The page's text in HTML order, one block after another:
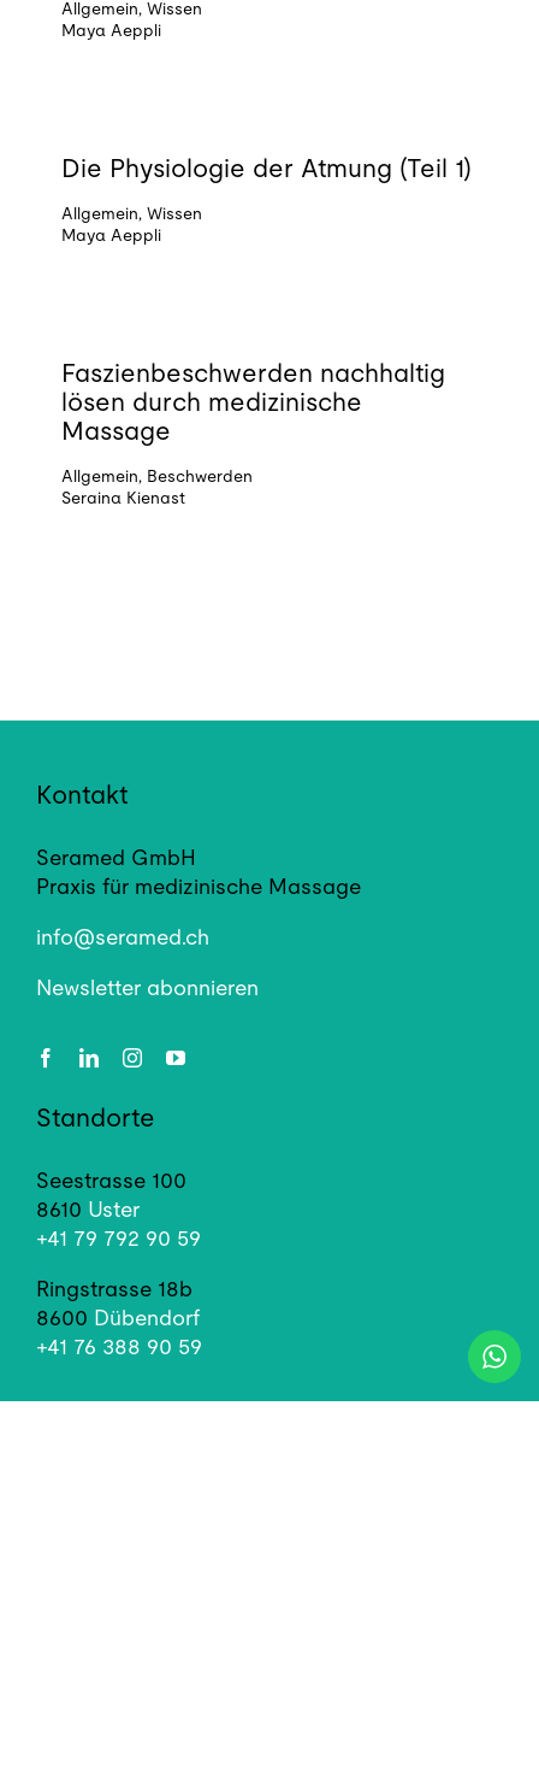
Allgemein,Wissen
Maya Aeppli
Die Physiologie der Atmung (Teil 1)
Allgemein,Wissen
Maya Aeppli
Faszienbeschwerden nachhaltig
lösen durch medizinische
Massage
Allgemein, Beschwerden
Seraina Kienast
Kontakt
Seramed GmbH
Praxis für medizinische Massage
info@seramed.ch
Newsletter abonnieren
Standorte
Seestrasse 100
8610 Uster
+41 79 792 90 59
Ringstrasse 18b
8600 Dübendorf
+41 76 388 90 59